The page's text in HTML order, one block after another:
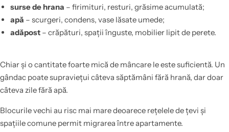
surse de hrana – firimituri, resturi, grăsime acumulată;
apă – scurgeri, condens, vase lăsate umede;
adăpost– crăpături, spații înguste, mobilier lipit de perete.
Chiar și o cantitate foarte mică de mâncare le este suficientă. Un
gândac poate supraviețui câteva săptămâni fără hrană, dar doar
câteva zile fără apă.
Blocurile vechi au risc mai mare deoarece rețelele de țevi și
spațiile comune permit migrarea între apartamente.